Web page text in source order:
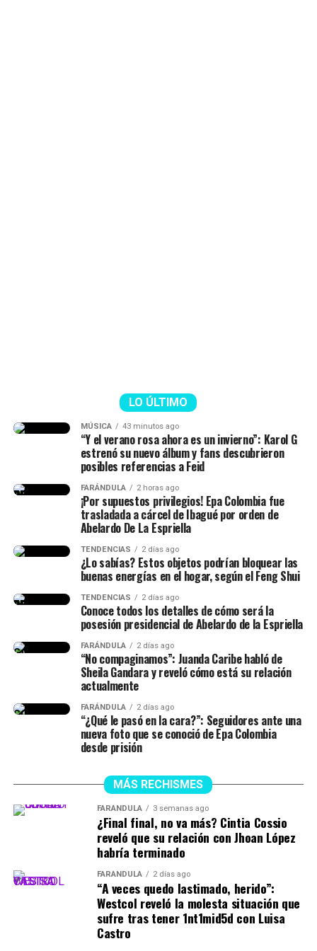
Epa Colombia y su abogada (Imagen
tomada de IG Rechismes)
LO ÚLTIMO
MÚSICA 43 minutos ago
“Y el verano rosa ahora es un invierno”: Karol G
estrenó su nuevo álbum y fans descubrieron
posibles referencias a Feid
FARÁNDULA 2 horas ago
¡Por supuestos privilegios! Epa Colombia fue
trasladada a cárcel de Ibagué por orden de
Abelardo De La Espriella
TENDENCIAS 2 días ago
¿Lo sabías? Estos objetos podrían bloquear las
buenas energías en el hogar, según el Feng Shui
TENDENCIAS 2 días ago
Conoce todos los detalles de cómo será la
posesión presidencial de Abelardo de la Espriella
FARÁNDULA 2 días ago
“No compaginamos”: Juanda Caribe habló de
Sheila Gandara y reveló cómo está su relación
actualmente
FARÁNDULA 2 días ago
“¿Qué le pasó en la cara?”: Seguidores ante una
nueva foto que se conoció de Epa Colombia
desde prisión
MÁS RECHISMES
FARÁNDULA 3 semanas ago
¿Final final, no va más? Cintia Cossio
reveló que su relación con Jhoan López
habría terminado
FARÁNDULA 2 días ago
“A veces quedo lastimado, herido”:
Westcol reveló la molesta situación que
sufre tras tener 1nt1mid5d con Luisa
Castro